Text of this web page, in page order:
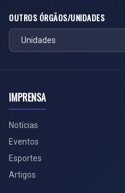
OUTROS ÓRGÃOS/UNIDADES
IMPRENSA
Notícias
Eventos
Esportes
Artigos